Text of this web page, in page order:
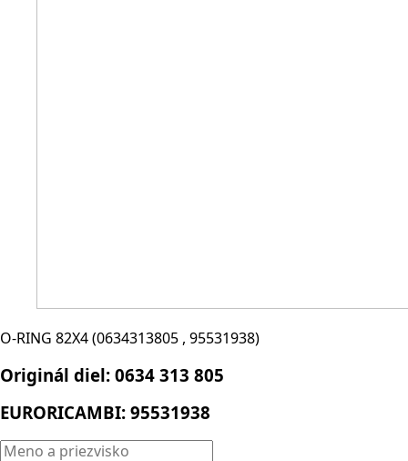
O-RING 82X4 (0634313805 , 95531938)
Originál diel: 0634 313 805
EURORICAMBI: 95531938